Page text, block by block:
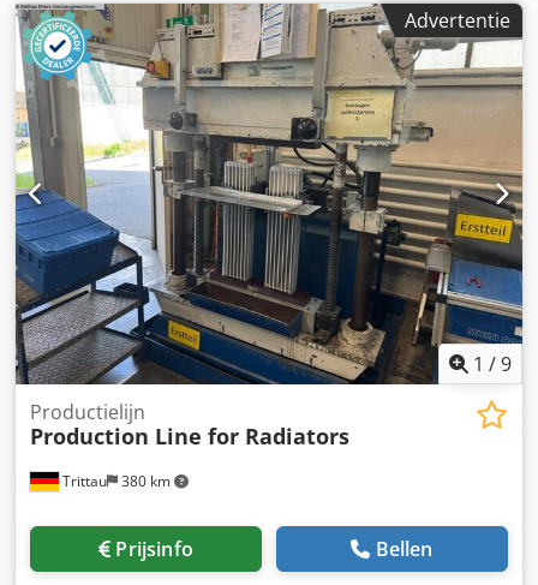
Advertentie
1 /9
Trittau 380 km
Productielijn
Production Line for Radiators
Prijsinfo Bellen